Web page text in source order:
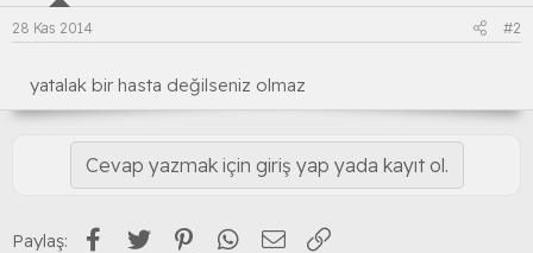
28 Kas 2014 #2
yatalak bir hasta değilseniz olmaz
Cevap yazmak için giriş yap yada kayıt ol.
Paylaş: Facebook
Twitter PinterestWhatsApp
E-posta